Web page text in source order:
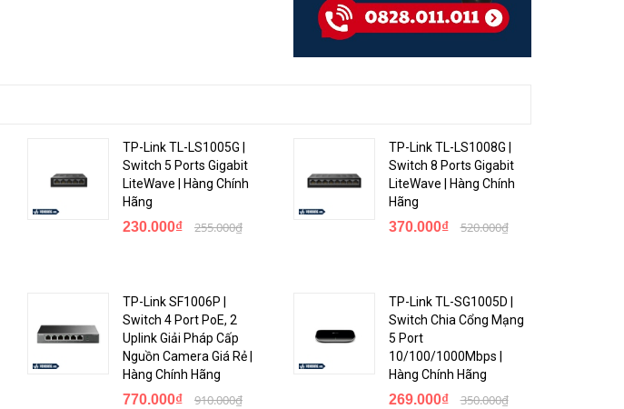
TP-Link TL-LS1005G |
Switch 5 Ports Gigabit
LiteWave | Hàng Chính
Hãng
230.000₫ 255.000₫
TP-Link TL-LS1008G |
Switch 8 Ports Gigabit
LiteWave | Hàng Chính
Hãng
370.000₫ 520.000₫
TP-Link SF1006P |
Switch 4 Port PoE, 2
Uplink Giải Pháp Cấp
Nguồn Camera Giá Rẻ |
Hàng Chính Hãng
770.000₫ 910.000₫
TP-Link TL-SG1005D |
Switch Chia Cổng Mạng
5 Port
10/100/1000Mbps |
Hàng Chính Hãng
269.000₫ 350.000₫